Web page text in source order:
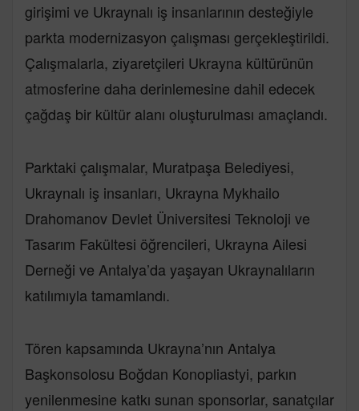
girişimi ve Ukraynalı iş insanlarının desteğiyle
parkta modernizasyon çalışması gerçekleştirildi.
Çalışmalarla, ziyaretçileri Ukrayna kültürünün
atmosferine daha derinlemesine dahil edecek
çağdaş bir kültür alanı oluşturulması amaçlandı.
Parktaki çalışmalar, Muratpaşa Belediyesi,
Ukraynalı iş insanları, Ukrayna Mykhailo
Drahomanov Devlet Üniversitesi Teknoloji ve
Tasarım Fakültesi öğrencileri, Ukrayna Ailesi
Derneği ve Antalya’da yaşayan Ukraynalıların
katılımıyla tamamlandı.
Tören kapsamında Ukrayna’nın Antalya
Başkonsolosu Boğdan Konopliastyi, parkın
yenilenmesine katkı sunan sponsorlar, sanatçılar